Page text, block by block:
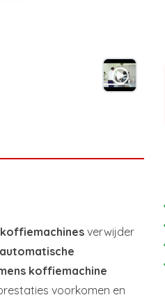
verwijder
koffiemachine
voorkomen en